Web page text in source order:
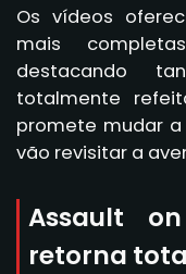
Os vídeos
mais
destacando
totalmente
promete mudar
vão revisitar a
Assault
retorna